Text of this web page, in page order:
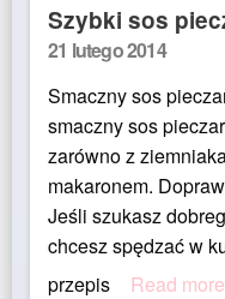
Szybki sos
Posted
21 lutego 2014
Smaczny sos
smaczny sos
zarówno z
makaronem.
Jeśli szukasz
chcesz spędzać w
przepis
Read